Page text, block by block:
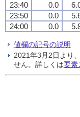
23:40
0.0
23:50
0.0
24:00
0.0
値欄の記号の説明
2021年3月2日より
せん。詳しくは要素